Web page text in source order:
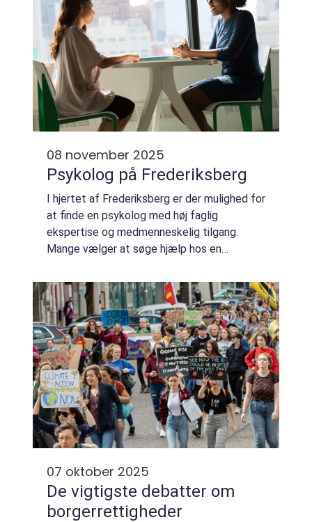
08 november 2025
Psykolog på Frederiksberg
I hjertet af Frederiksberg er der mulighed for
at finde en psykolog med høj faglig
ekspertise og medmenneskelig tilgang.
Mange vælger at søge hjælp hos en
udfordringer. Hvad enten det h...
07 oktober 2025
De vigtigste debatter om
borgerrettigheder